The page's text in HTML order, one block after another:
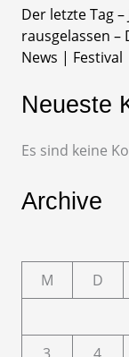
Der letzte Tag
rausgelassen –
News |
Neueste
Es sind keine
Archive
M
D